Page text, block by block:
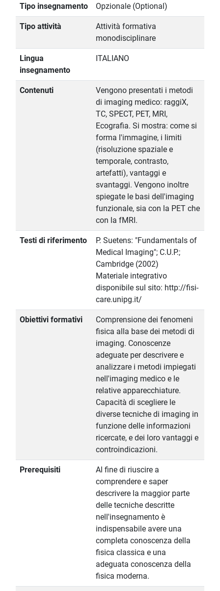
Tipo insegnamento Opzionale (Optional)
Tipo attività
Attività formativa
monodisciplinare
Lingua
insegnamento
ITALIANO
Contenuti
Vengono presentati i metodi
di imaging medico: raggiX,
TC, SPECT, PET, MRI,
Ecografia. Si mostra: come si
forma l'immagine, i limiti
(risoluzione spaziale e
temporale, contrasto,
artefatti), vantaggi e
svantaggi. Vengono inoltre
spiegate le basi dell'imaging
funzionale, sia con la PET che
con la fMRI.
Testi di riferimento
P. Suetens: "Fundamentals of
Medical Imaging"; C.U.P.;
Cambridge (2002)
Materiale integrativo
disponibile sul sito: http://fisi-
care.unipg.it/
Obiettivi formativi
Comprensione dei fenomeni
fisica alla base dei metodi di
imaging. Conoscenze
adeguate per descrivere e
analizzare i metodi impiegati
nell'imaging medico e le
relative apparecchiature.
Capacità di scegliere le
diverse tecniche di imaging in
funzione delle informazioni
ricercate, e dei loro vantaggi e
controindicazioni.
Prerequisiti
Al fine di riuscire a
comprendere e saper
descrivere la maggior parte
delle tecniche descritte
nell'insegnamento è
indispensabile avere una
completa conoscenza della
fisica classica e una
adeguata conoscenza della
fisica moderna.